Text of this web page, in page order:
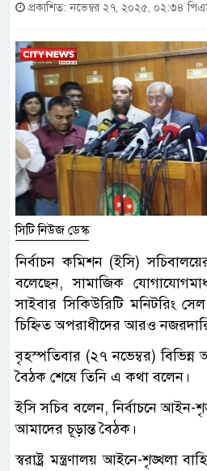
প্রকাশিত: নভেম্বর ২৭, ২০২৫, ০২:৩৪
সিটি নিউজ ডেস্ক
নির্বাচন কমিশন (ইসি)
বলেছেন, সামাজিক
সাইবার সিকিউরিটি মনিটরিং
চিহ্নিত অপরাধীদের আরও
বৃহস্পতিবার (২৭ নভেম্বর) বিভিন্ন
বৈঠক শেষে তিনি এ কথা বলেন।
ইসি সচিব বলেন, নির্বাচনে আইন-
আমাদের চূড়ান্ত বৈঠক।
স্বরাষ্ট্র মন্ত্রণালয় আইনে-শৃঙ্খলা